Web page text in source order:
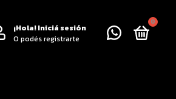
¡Hola!Iniciá sesión
O podés registrarte
0